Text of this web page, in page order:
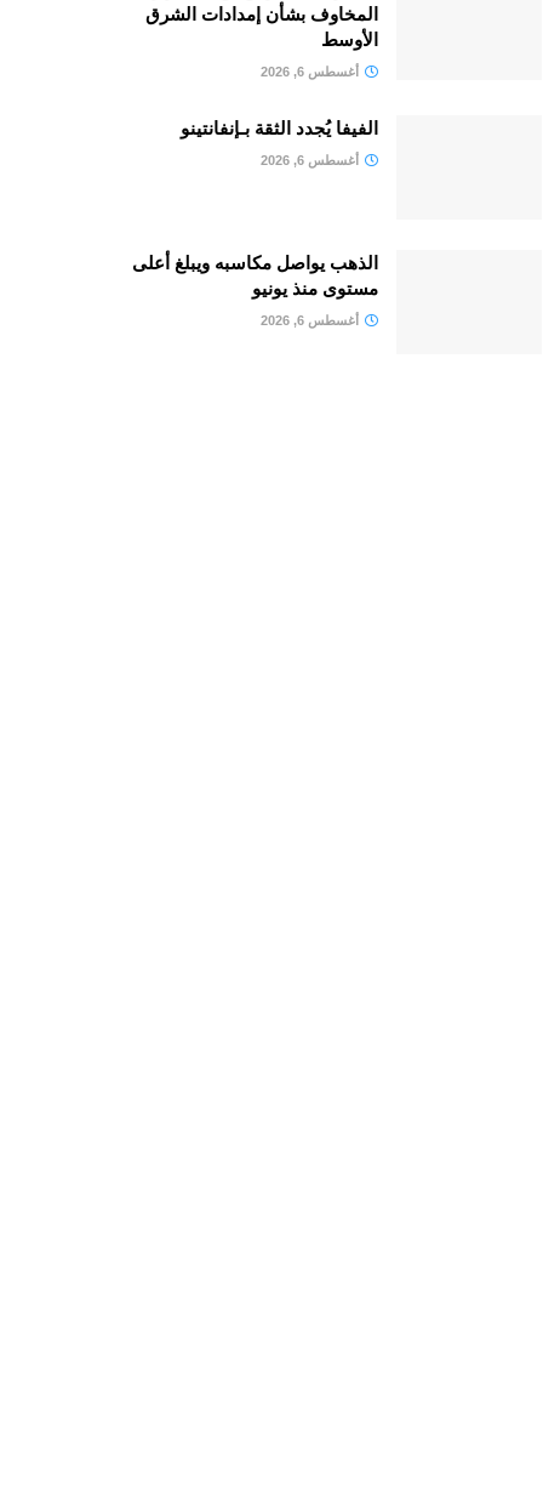
المخاوف بشأن إمدادات الشرق
الأوسط
أغسطس 6, 2026
الفيفا يُجدد الثقة بـإنفانتينو
أغسطس 6, 2026
الذهب يواصل مكاسبه ويبلغ أعلى
مستوى منذ يونيو
أغسطس 6, 2026